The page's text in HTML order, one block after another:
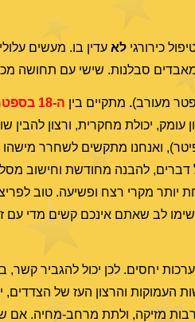
כירורגי לא עדין בו. מעשים
ומאבדים סבלנות. שישי עם תחושה
מעורב). מתקיים בין ה-18 בספטמבר ועד ה-5 באוקטובר
מכניס המון עומק, יכולת מחקרית,
ואנחנו מתקשים לשחרר
דברים, להבנה מחודשת וחישוב
מקרי רצח ופשיעה. טוב
לב שאתם אינכם קשים מדי עם
יחסים. לכן יכול להגביר
העמוקות והרצון העז של
מזיקה, ולתת מרחב-מחיה. אם